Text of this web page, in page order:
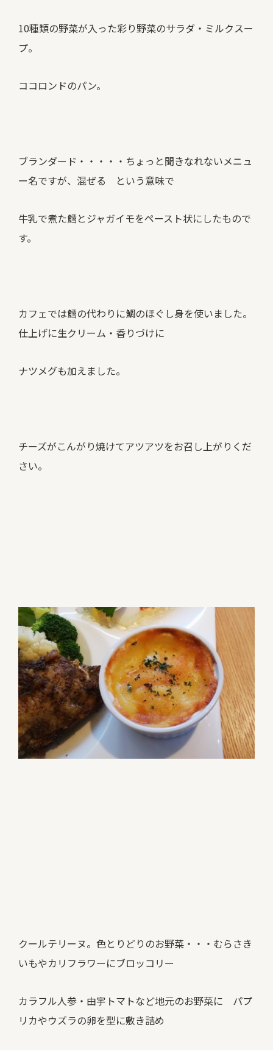
10種類の野菜が入った彩り野菜のサラダ・ミルクスー
プ。
ココロンドのパン。
ブランダード・・・・・ちょっと聞きなれないメニュ
ー名ですが、混ぜる という意味で
牛乳で煮た鱈とジャガイモをペースト状にしたもので
す。
カフェでは鱈の代わりに鯛のほぐし身を使いました。
仕上げに生クリーム・香りづけに
ナツメグも加えました。
チーズがこんがり焼けてアツアツをお召し上がりくだ
さい。
クールテリーヌ。色とりどりのお野菜・・・むらさき
いもやカリフラワーにブロッコリー
カラフル人参・由宇トマトなど地元のお野菜に パプ
リカやウズラの卵を型に敷き詰め